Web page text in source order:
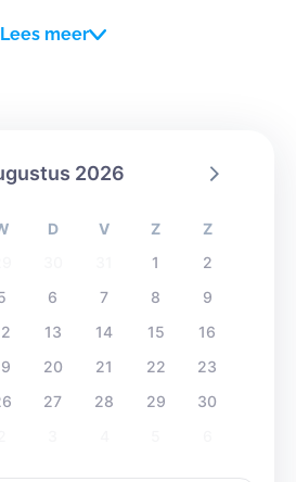
Lees meer
2026
D V Z
Z
1
2
6 7 8
9
13 14 15
16
20 21 22
23
27 28 29
30